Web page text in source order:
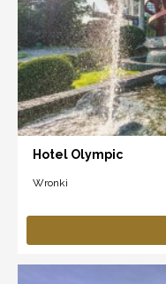
Hotel Olympic
Wronki